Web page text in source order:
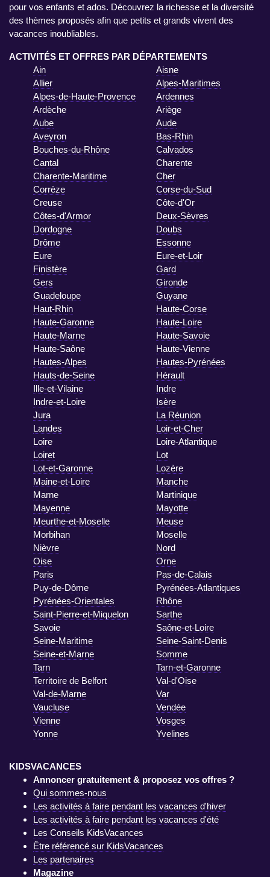
pour vos enfants et ados. Découvrez la richesse et la diversité
des thèmes proposés afin que petits et grands vivent des
vacances inoubliables.
ACTIVITÉS ET OFFRES PAR DÉPARTEMENTS
Ain
Aisne
Allier
Alpes-Maritimes
Alpes-de-Haute-Provence
Ardennes
Ardèche
Ariège
Aube
Aude
Aveyron
Bas-Rhin
Bouches-du-Rhône
Calvados
Cantal
Charente
Charente-Maritime
Cher
Corrèze
Corse-du-Sud
Creuse
Côte-d'Or
Côtes-d'Armor
Deux-Sèvres
Dordogne
Doubs
Drôme
Essonne
Eure
Eure-et-Loir
Finistère
Gard
Gers
Gironde
Guadeloupe
Guyane
Haut-Rhin
Haute-Corse
Haute-Garonne
Haute-Loire
Haute-Marne
Haute-Savoie
Haute-Saône
Haute-Vienne
Hautes-Alpes
Hautes-Pyrénées
Hauts-de-Seine
Hérault
Ille-et-Vilaine
Indre
Indre-et-Loire
Isère
Jura
La Réunion
Landes
Loir-et-Cher
Loire
Loire-Atlantique
Loiret
Lot
Lot-et-Garonne
Lozère
Maine-et-Loire
Manche
Marne
Martinique
Mayenne
Mayotte
Meurthe-et-Moselle
Meuse
Morbihan
Moselle
Nièvre
Nord
Oise
Orne
Paris
Pas-de-Calais
Puy-de-Dôme
Pyrénées-Atlantiques
Pyrénées-Orientales
Rhône
Saint-Pierre-et-Miquelon
Sarthe
Savoie
Saône-et-Loire
Seine-Maritime
Seine-Saint-Denis
Seine-et-Marne
Somme
Tarn
Tarn-et-Garonne
Territoire de Belfort
Val-d'Oise
Val-de-Marne
Var
Vaucluse
Vendée
Vienne
Vosges
Yonne
Yvelines
KIDSVACANCES
Annoncer gratuitement & proposez vos offres ?
Qui sommes-nous
Les activités à faire pendant les vacances d'hiver
Les activités à faire pendant les vacances d'été
Les Conseils KidsVacances
Être référencé sur KidsVacances
Les partenaires
Magazine